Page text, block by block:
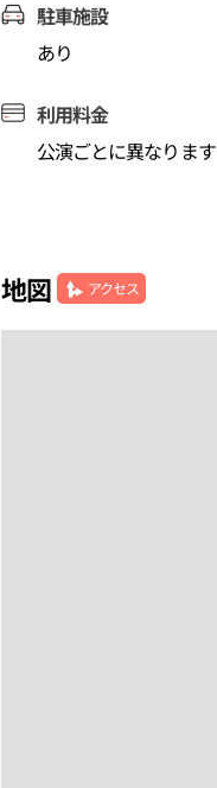
駐車施設
あり
利用料金
公演ごとに異なります
地図 アクセス